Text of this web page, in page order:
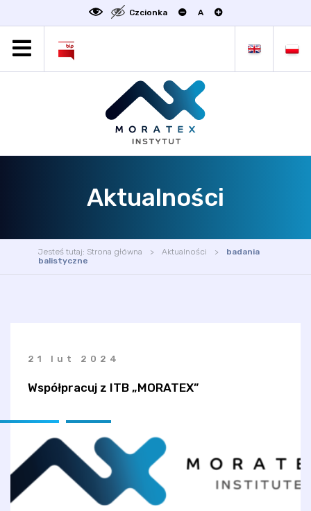
Czcionka A
OGŁOSZENIA
DEKLARACJA DOSTĘPNOŚCI
Aktualności
Jesteś tutaj: Strona główna Aktualności
badania
balistyczne
21 lut 2024
Współpracuj z ITB „MORATEX”